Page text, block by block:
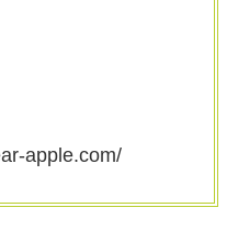
apple.com/